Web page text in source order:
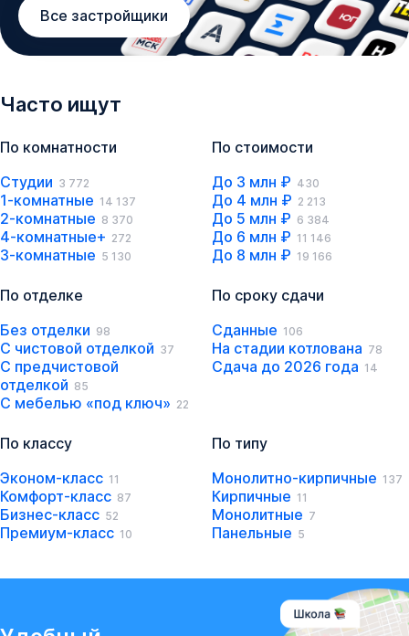
Все застройщики
Часто ищут
По комнатности
Студии 3 772
1-комнатные 14 137
2-комнатные 8 370
4-комнатные+ 272
3-комнатные 5 130
По стоимости
До 3 млн ₽ 430
До 4 млн ₽ 2 213
До 5 млн ₽ 6 384
До 6 млн ₽ 11 146
До 8 млн ₽ 19 166
По отделке
Без отделки 98
С чистовой отделкой 37
С предчистовой
отделкой 85
С мебелью «под ключ» 22
По сроку сдачи
Сданные 106
На стадии котлована 78
Сдача до 2026 года 14
По классу
Эконом-класс 11
Комфорт-класс 87
Бизнес-класс 52
Премиум-класс 10
По типу
Монолитно-кирпичные 137
Кирпичные 11
Монолитные 7
Панельные 5